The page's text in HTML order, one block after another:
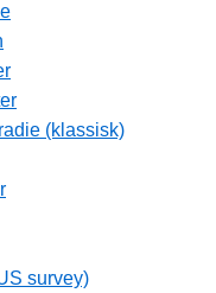
(klassisk)
survey)